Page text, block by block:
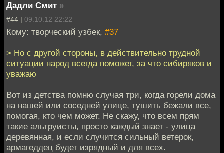
Дадли Смит »
#44 | 09.10.12 22:22
Кому: творческий узбек, #37
> Но с другой стороны, в действительно трудной
ситуации народ всегда поможет, за что сибиряков и
уважаю
Вот из детства помню случая три, когда горели дома
на нашей или соседней улице, тушить бежали все,
помогая, кто чем может. Не скажу, что всем прям
такие альтруисты, просто каждый знает - улица
деревянная, и если случится сильный ветерок,
армагеддец будет изрядный и для всех.